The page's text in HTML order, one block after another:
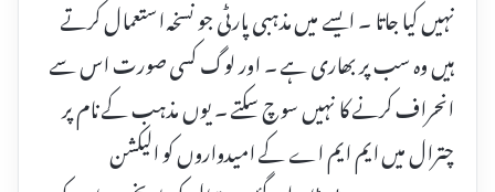
نہیں کیا جاتا ۔ ایسے میں مذہبی پارٹی جو نسخہ استعمال کرتے
ہیں وہ سب پر بھاری ہے ۔ اور لوگ کسی صورت اس سے
انحراف کرنے کا نہیں سوچ سکتے ۔ یوں مذہب کے نام پر
چترال میں ایم ایم اے کے امیدواروں کو الیکشن